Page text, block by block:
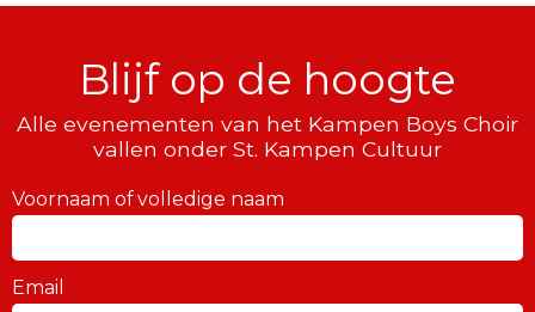
Blijf op de hoogte
Alle evenementen van het Kampen Boys Choir
vallen onder St. Kampen Cultuur
Voornaam of volledige naam
Email